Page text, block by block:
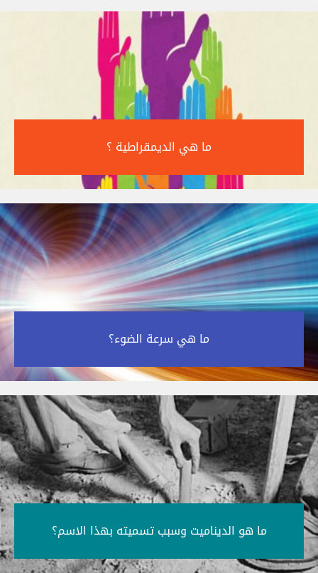
ما هي الديمقراطية ؟‎
ما هي سرعة الضوء؟‎
ما هو الديناميت وسبب تسميته بهذا الاسم؟‎